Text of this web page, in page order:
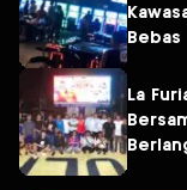
Bebas
La